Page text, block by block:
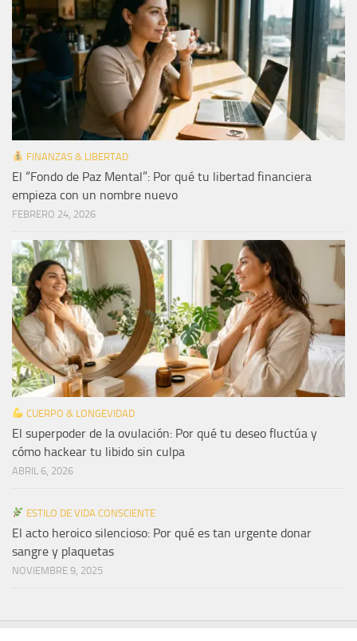
FINANZAS & LIBERTAD
El “Fondo de Paz Mental”: Por qué tu libertad financiera
empieza con un nombre nuevo
FEBRERO 24, 2026
CUERPO & LONGEVIDAD
El superpoder de la ovulación: Por qué tu deseo fluctúa y
cómo hackear tu libido sin culpa
ABRIL 6, 2026
ESTILO DE VIDA CONSCIENTE
El acto heroico silencioso: Por qué es tan urgente donar
sangre y plaquetas
NOVIEMBRE 9, 2025